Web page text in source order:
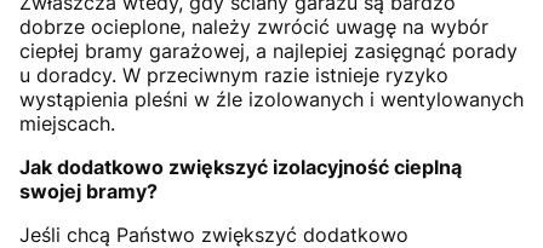
dobrze ocieplone, należy zwrócić uwagę na wybór
ciepłej bramy garażowej, a najlepiej zasięgnąć porady
u doradcy. W przeciwnym razie istnieje ryzyko
wystąpienia pleśni w źle izolowanych i wentylowanych
miejscach.
Jak dodatkowo zwiększyć izolacyjność cieplną
swojej bramy?
Jeśli chcą Państwo zwiększyć dodatkowo